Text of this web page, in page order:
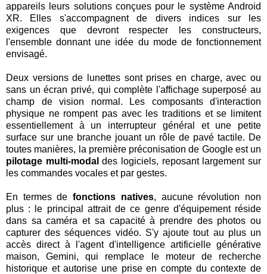
appareils leurs solutions conçues pour le système Android
XR. Elles s'accompagnent de divers indices sur les
exigences que devront respecter les constructeurs,
l'ensemble donnant une idée du mode de fonctionnement
envisagé.
Deux versions de lunettes sont prises en charge, avec ou
sans un écran privé, qui complète l'affichage superposé au
champ de vision normal. Les composants d'interaction
physique ne rompent pas avec les traditions et se limitent
essentiellement à un interrupteur général et une petite
surface sur une branche jouant un rôle de pavé tactile. De
toutes manières, la première préconisation de Google est un
pilotage multi-modal des logiciels, reposant largement sur
les commandes vocales et par gestes.
En termes defonctions natives, aucune révolution non
plus : le principal attrait de ce genre d'équipement réside
dans sa caméra et sa capacité à prendre des photos ou
capturer des séquences vidéo. S'y ajoute tout au plus un
accès direct à l'agent d'intelligence artificielle générative
maison, Gemini, qui remplace le moteur de recherche
historique et autorise une prise en compte du contexte de